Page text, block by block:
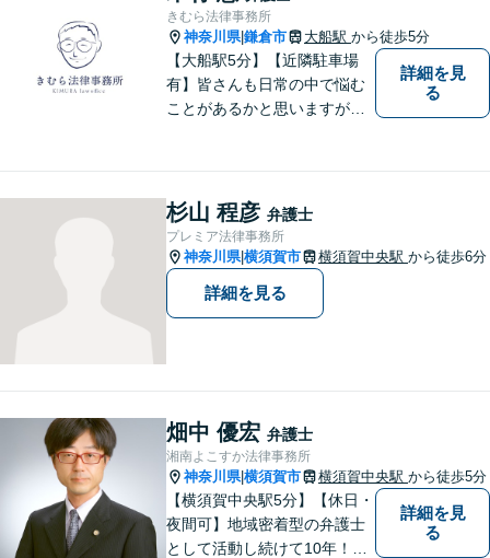
きむら法律事務所
神奈川県|鎌倉市 大船駅 から徒歩5分
【大船駅5分】【近隣駐車場
有】皆さんも日常の中で悩む
ことがあるかと思いますが、
方々により良い法律サービス
を届けていきたいと思いま
す。 ぜひご相談ください。
詳細を見
る
杉山 程彦 弁護士
プレミア法律事務所
神奈川県|横須賀市 横須賀中央駅 から徒歩6分
詳細を見る
畑中 優宏 弁護士
湘南よこすか法律事務所
神奈川県|横須賀市 横須賀中央駅 から徒歩5分
【横須賀中央駅5分】【休日・
夜間可】地域密着型の弁護士
として活動し続けて10年！豊
詳細を見
る